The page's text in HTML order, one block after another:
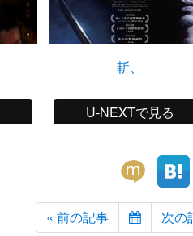
斬、
U-NEXTで見る
« 前の記事 次の